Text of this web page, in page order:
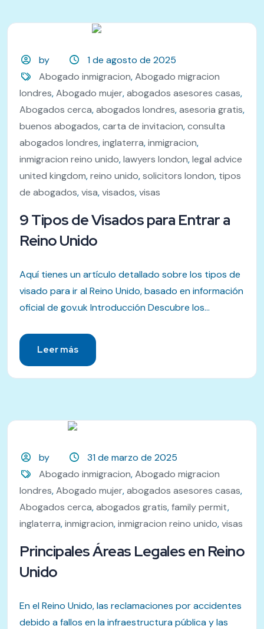
by
1 de agosto de 2025
Abogado inmigracion,Abogado migracion
londres,Abogado mujer,abogados asesores casas,
Abogados cerca,abogados londres,asesoria gratis,
buenos abogados,carta de invitacion,consulta
abogados londres,inglaterra,inmigracion,
inmigracion reino unido,lawyers london,legal advice
united kingdom,reino unido,solicitors london, tipos
de abogados,visa,visados,visas
9 Tipos de Visados para Entrar a
Reino Unido
Aquí tienes un artículo detallado sobre los tipos de
visado para ir al Reino Unido, basado en información
oficial de gov.uk Introducción Descubre los...
Leer más
by
31 de marzo de 2025
Abogado inmigracion,Abogado migracion
londres,Abogado mujer,abogados asesores casas,
Abogados cerca,abogados gratis,family permit,
inglaterra,inmigracion,inmigracion reino unido,visas
Principales Áreas Legales en Reino
Unido
En el Reino Unido, las reclamaciones por accidentes
debido a fallos en la infraestructura pública y las